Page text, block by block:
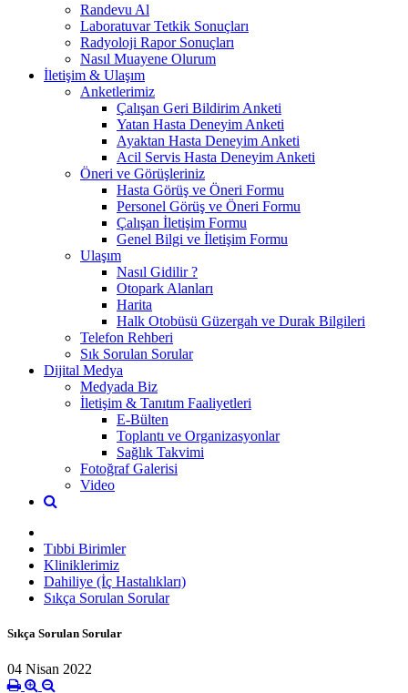
Randevu Al
Laboratuvar Tetkik Sonuçları
Radyoloji Rapor Sonuçları
Nasıl Muayene Olurum
İletişim & Ulaşım
Anketlerimiz
Çalışan Geri Bildirim Anketi
Yatan Hasta Deneyim Anketi
Ayaktan Hasta Deneyim Anketi
Acil Servis Hasta Deneyim Anketi
Öneri ve Görüşleriniz
Hasta Görüş ve Öneri Formu
Personel Görüş ve Öneri Formu
Çalışan İletişim Formu
Genel Bilgi ve İletişim Formu
Ulaşım
Nasıl Gidilir ?
Otopark Alanları
Harita
Halk Otobüsü Güzergah ve Durak Bilgileri
Telefon Rehberi
Sık Sorulan Sorular
Dijital Medya
Medyada Biz
İletişim & Tanıtım Faaliyetleri
E-Bülten
Toplantı ve Organizasyonlar
Sağlık Takvimi
Fotoğraf Galerisi
Video
Tıbbi Birimler
Kliniklerimiz
Dahiliye (İç Hastalıkları)
Sıkça Sorulan Sorular
Sıkça Sorulan Sorular
04 Nisan 2022